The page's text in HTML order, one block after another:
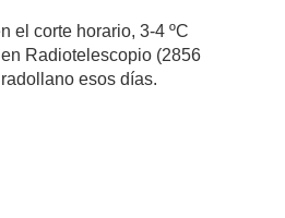
el corte horario, 3-4 ºC
Radiotelescopio (2856
esos días.